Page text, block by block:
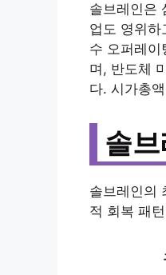
솔브레인은
업도 영위
수 오퍼레
며, 반도체
다. 시가총
솔
솔브레인의
적 회복 패